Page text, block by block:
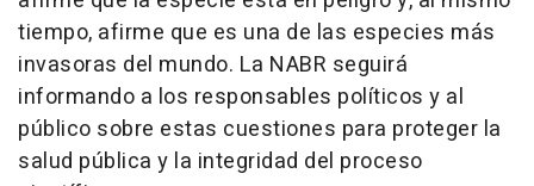
tiempo, afirme que es una de las especies más
invasoras del mundo. La NABR seguirá
informando a los responsables políticos y al
público sobre estas cuestiones para proteger la
salud pública y la integridad del proceso